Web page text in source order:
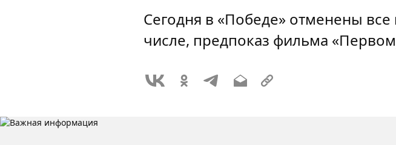
Сегодня в «Победе» отменены
числе, предпоказ фильма